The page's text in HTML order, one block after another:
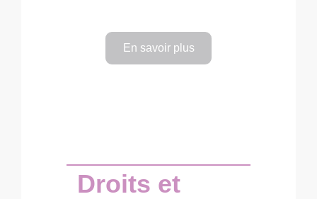
En savoir plus
Droits et